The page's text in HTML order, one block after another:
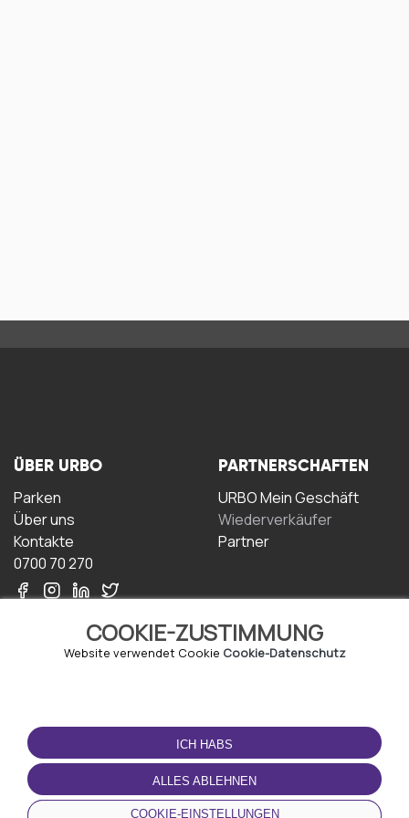
COOKIE-ZUSTIMMUNG
Website verwendet Cookie Cookie-Datenschutz
ICH HABS
ALLES ABLEHNEN
COOKIE-EINSTELLUNGEN
ÜBER URBO
Parken
Über uns
Kontakte
0700 70 270
PARTNERSCHAFTEN
URBO Mein Geschäft
Wiederverkäufer
Partner
NUTZUNGSBEDINGUNGEN
Geschäftsbedingungen
Datenschutz-
Bestimmungen
Cookie-Richtlinie
LADEN SIE DIE APP
HERUNTER